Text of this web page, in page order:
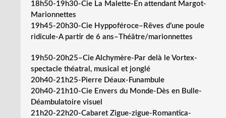
18h50-19h30-Cie La Malette-En attendant Margot-
Marionnettes
19h45-20h30-Cie Hyppoféroce–Rêves d’une poule
ridicule-A partir de 6 ans–Théâtre/marionnettes
19h50-20h25–Cie Alchymère-Par delà le Vortex-
spectacle théatral, musical et jonglé
20h40-21h25-Pierre Déaux-Funambule
20h40-21h10-Cie Envers du Monde-Dès en Bulle-
Déambulatoire visuel
21h20-22h20-Cabaret Zigue-zigue-Romantica-